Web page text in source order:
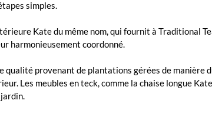
simples.
Kate du même nom, qui fournit à Traditional
harmonieusement coordonné.
qualité provenant de plantations gérées de
Les meubles en teck, comme la chaise longue